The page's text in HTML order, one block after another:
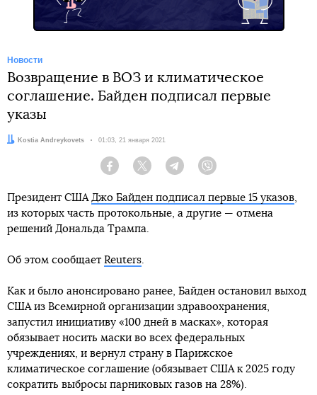
Новости
Возвращение в ВОЗ и климатическое
соглашение. Байден подписал первые
указы
Автор:Kostia Andreykovets Дата:
01:03, 21 января 2021
Facebook Twitter Telegram
Президент США Джо Байден подписал первые 15 указов,
из которых часть протокольные, а другие — отмена
решений Дональда Трампа.
Об этом сообщает Reuters.
Как и было анонсировано ранее, Байден остановил выход
США из Всемирной организации здравоохранения,
запустил инициативу «100 дней в масках», которая
обязывает носить маски во всех федеральных
учреждениях, и вернул страну в Парижское
климатическое соглашение (обязывает США к 2025 году
сократить выбросы парниковых газов на 28%).